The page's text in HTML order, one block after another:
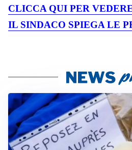
CLICCA QUI PER
IL SINDACO SPIEGA LE